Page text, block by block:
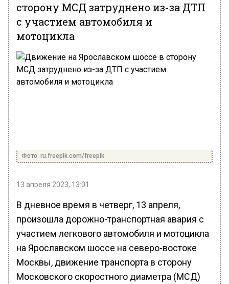
сторону МСД затруднено из-за ДТП
с участием автомобиля и
мотоцикла
Фото: ru.freepik.com/freepik
13 апреля 2023, 13:01
В дневное время в четверг, 13 апреля,
произошла дорожно-транспортная авария с
участием легкового автомобиля и мотоцикла
на Ярославском шоссе на северо-востоке
Москвы, движение транспорта в сторону
Московского скоростного диаметра (МСД)